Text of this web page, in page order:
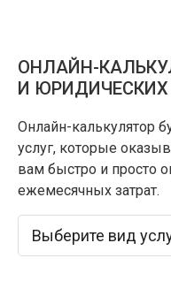
ОНЛАЙН-
И ЮРИДИЧЕСКИХ
Онлайн-калькулятор
услуг, которые
вам быстро и просто
ежемесячных затрат.
Выберите вид